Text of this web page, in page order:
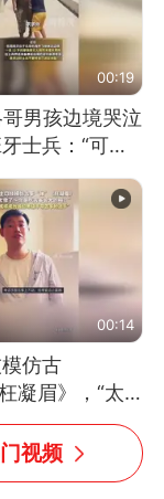
00:19
男孩边境哭泣
士兵：“可不
00:14
仿古
凝眉》，“太
吃古筝长大的
成为首位考级
的选手。”（来
视频